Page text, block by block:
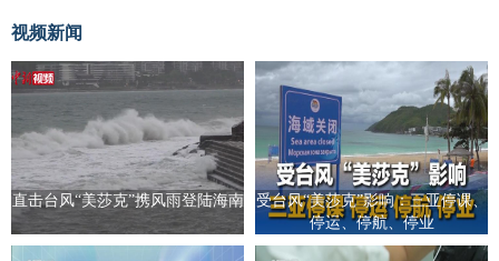
视频新闻
直击台风“美莎克”携风雨登陆海南
受台风“美莎克”影响：三亚停课、
停运、停航、停业